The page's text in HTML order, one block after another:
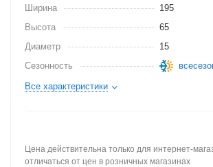
Ширина
195
Высота
65
Диаметр
15
Сезонность
Все характеристики
Цена действительна только для интернет-
отличаться от цен в розничных магазинах